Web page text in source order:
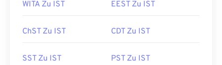
WITA Zu IST EEST Zu IST
ChST Zu IST CDT Zu IST
SST Zu IST PST Zu IST